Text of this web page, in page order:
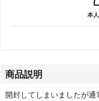
本
商品説明
開封してしまいましたが通